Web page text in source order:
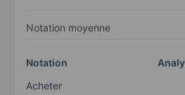
Notation moyenne
Notation
Acheter